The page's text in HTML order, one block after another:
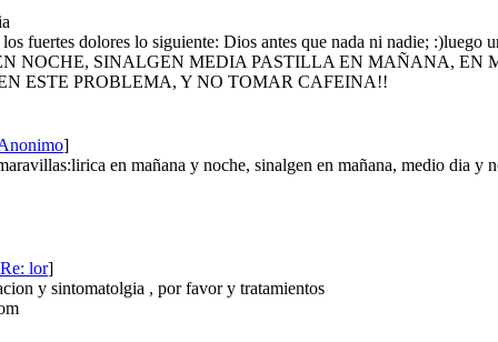
fuertes dolores lo siguiente: Dios antes que nada ni nadie;
NOCHE, SINALGEN MEDIA PASTILLA EN MAÑANA, EN
ESTE PROBLEMA, Y NO TOMAR CAFEINA!!
]
en mañana y noche, sinalgen en mañana, medio dia y
Re: lor]
y sintomatolgia , por favor y tratamientos